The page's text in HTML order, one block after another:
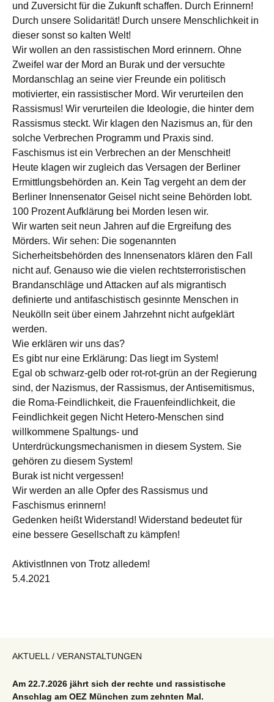
und Zuversicht für die Zukunft schaffen. Durch Erinnern!
Durch unsere Solidarität! Durch unsere Menschlichkeit in
dieser sonst so kalten Welt!
Wir wollen an den rassistischen Mord erinnern. Ohne
Zweifel war der Mord an Burak und der versuchte
Mordanschlag an seine vier Freunde ein politisch
motivierter, ein rassistischer Mord. Wir verurteilen den
Rassismus! Wir verurteilen die Ideologie, die hinter dem
Rassismus steckt. Wir klagen den Nazismus an, für den
solche Verbrechen Programm und Praxis sind.
Faschismus ist ein Verbrechen an der Menschheit!
Heute klagen wir zugleich das Versagen der Berliner
Ermittlungsbehörden an. Kein Tag vergeht an dem der
Berliner Innensenator Geisel nicht seine Behörden lobt.
100 Prozent Aufklärung bei Morden lesen wir.
Wir warten seit neun Jahren auf die Ergreifung des
Mörders. Wir sehen: Die sogenannten
Sicherheitsbehörden des Innensenators klären den Fall
nicht auf. Genauso wie die vielen rechtsterroristischen
Brandanschläge und Attacken auf als migrantisch
definierte und antifaschistisch gesinnte Menschen in
Neukölln seit über einem Jahrzehnt nicht aufgeklärt
werden.
Wie erklären wir uns das?
Es gibt nur eine Erklärung: Das liegt im System!
Egal ob schwarz-gelb oder rot-rot-grün an der Regierung
sind, der Nazismus, der Rassismus, der Antisemitismus,
die Roma-Feindlichkeit, die Frauenfeindlichkeit, die
Feindlichkeit gegen Nicht Hetero-Menschen sind
willkommene Spaltungs- und
Unterdrückungsmechanismen in diesem System. Sie
gehören zu diesem System!
Burak ist nicht vergessen!
Wir werden an alle Opfer des Rassismus und
Faschismus erinnern!
Gedenken heißt Widerstand! Widerstand bedeutet für
eine bessere Gesellschaft zu kämpfen!
AktivistInnen von Trotz alledem!
5.4.2021
AKTUELL / VERANSTALTUNGEN
Am 22.7.2026 jährt sich der rechte und rassistische
Anschlag am OEZ München zum zehnten Mal.